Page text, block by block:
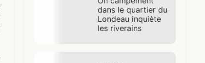
dans le quartier du
Londeau inquiète
les riverains